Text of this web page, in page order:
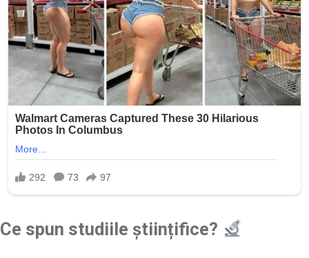
Ce spun studiile științifice?